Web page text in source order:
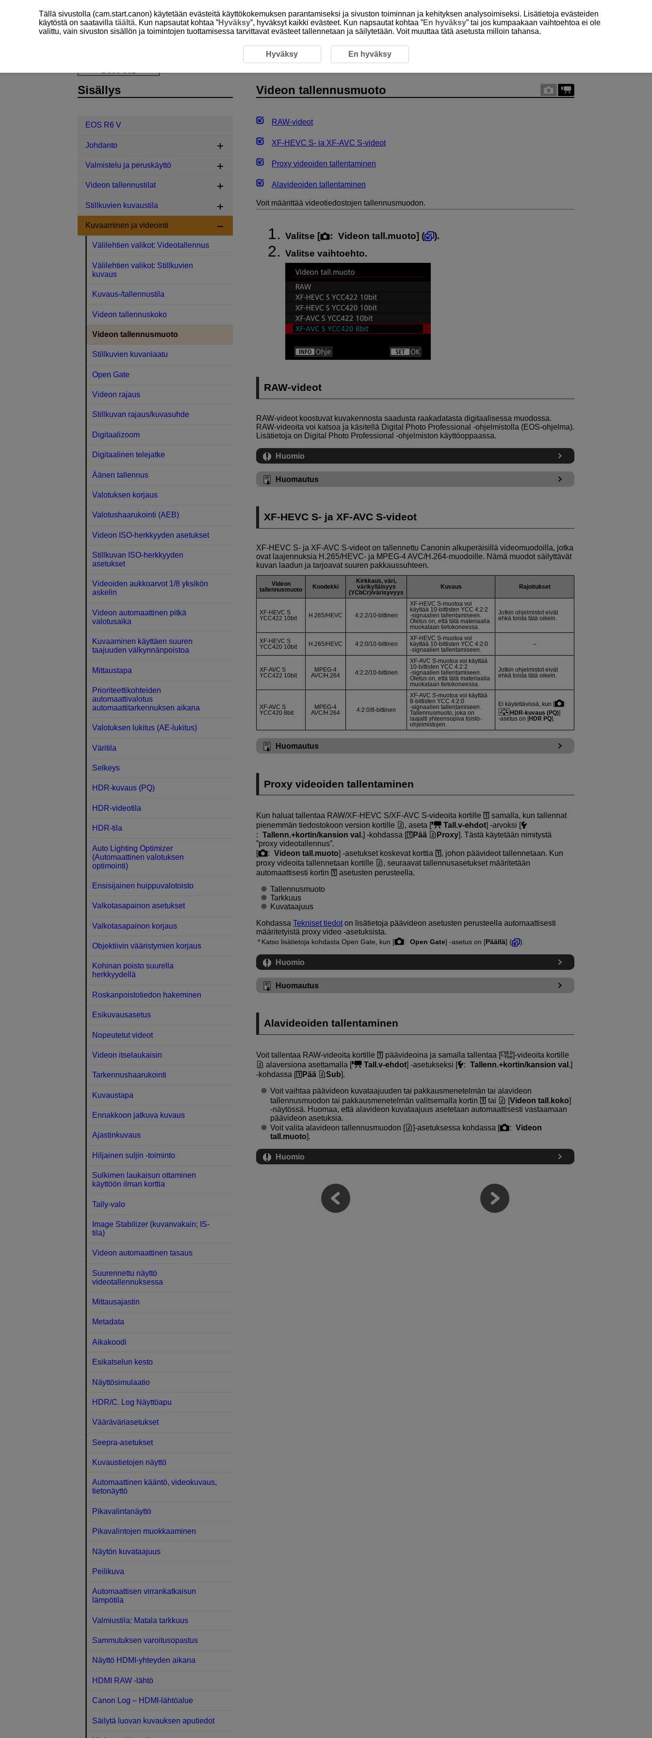
Videon tallennusmuoto
Videon tallennusmuoto
RAW-videot
XF-HEVC S- ja XF-AVC S-videot
Proxy videoiden tallentaminen
Alavideoiden tallentaminen
Voit määrittää videotiedostojen tallennusmuodon.
Valitse [ : Videon tall.muoto] (
).
Valitse vaihtoehto.
RAW-videot
RAW-videot koostuvat kuvakennosta saadusta raakadatasta digitaalisessa muodossa.
RAW-videoita voi katsoa ja käsitellä Digital Photo Professional ‑ohjelmistolla (EOS-ohjelma).
Lisätietoja on Digital Photo Professional ‑ohjelmiston käyttöoppaassa.
Huomio
Huomautus
XF-HEVC S- ja XF-AVC S-videot
XF-HEVC S- ja XF-AVC S-videot on tallennettu Canonin alkuperäisillä videomuodoilla, jotka
ovat laajennuksia H.265/HEVC- ja MPEG-4 AVC/H.264-muodoille. Nämä muodot säilyttävät
kuvan laadun ja tarjoavat suuren pakkaussuhteen.
Videon
tallennusmuoto
Koodekki
Kirkkaus, väri,
värikylläisyys
(YCbCr)/värisyvyys
Kuvaus Rajoitukset
XF-HEVC S
YCC422 10bit
H.265/HEVC 4:2:2/10-bittinen
XF-HEVC S-muotoa voi
käyttää 10-bittisten YCC 4:2:2
‑signaalien tallentamiseen.
Oletus on, että tätä materiaalia
muokataan tietokoneessa.
Jotkin ohjelmistot eivät
ehkä toista tätä oikein.
XF-HEVC S
YCC420 10bit
H.265/HEVC 4:2:0/10-bittinen
XF-HEVC S-muotoa voi
käyttää 10-bittisten YCC 4:2:0
‑signaalien tallentamiseen.
–
XF-AVC S
YCC422 10bit
MPEG-4
AVC/H.264
4:2:2/10-bittinen
XF-AVC S-muotoa voi käyttää
10-bittisten YCC 4:2:2
‑signaalien tallentamiseen.
Oletus on, että tätä materiaalia
muokataan tietokoneessa.
Jotkin ohjelmistot eivät
ehkä toista tätä oikein.
XF-AVC S
YCC420 8bit
MPEG-4
AVC/H.264
4:2:0/8-bittinen
XF-AVC S-muotoa voi käyttää
8-bittisten YCC 4:2:0
‑signaalien tallentamiseen.
Tallennusmuoto, joka on
laajalti yhteensopiva toisto-
ohjelmistojen.
Ei käytettävissä, kun [
:
HDR-kuvaus (PQ)]
‑asetus on [
HDR PQ].
Huomautus
Proxy videoiden tallentaminen
Kun haluat tallentaa RAW/XF-HEVC S/XF-AVC S-videoita kortille
samalla, kun tallennat
pienemmän tiedostokoon version kortille
, aseta [ Tall.v-ehdot] ‑arvoksi [
: Tallenn.+kortin/kansion val.] ‑kohdassa [ Pää Proxy]. Tästä käytetään nimitystä
”proxy videotallennus”.
[
: Videon tall.muoto] ‑asetukset koskevat korttia
, johon päävideot tallennetaan. Kun
proxy videoita tallennetaan kortille
, seuraavat tallennusasetukset määritetään
automaattisesti kortin
asetusten perusteella.
Tallennusmuoto
Tarkkuus
Kuvataajuus
Kohdassa Tekniset tiedoton lisätietoja päävideon asetusten perusteella automaattisesti
määritetyistä proxy video ‑asetuksista.
Katso lisätietoja kohdasta Open Gate, kun [ : Open Gate] ‑asetus on [Päällä] ( ).
Huomio
Huomautus
Alavideoiden tallentaminen
Voit tallentaa RAW-videoita kortille päävideoina ja samalla tallentaa [
]-videoita kortille
alaversiona asettamalla [
Tall.v-ehdot] ‑asetukseksi [ : Tallenn.+kortin/kansion val.]
‑kohdassa [
Pää Sub].
Voit vaihtaa päävideon kuvataajuuden tai pakkausmenetelmän tai alavideon
tallennusmuodon tai pakkausmenetelmän valitsemalla kortin
tai [Videon tall.koko]
‑näytössä. Huomaa, että alavideon kuvataajuus asetetaan automaattisesti vastaamaan
päävideon asetuksia.
Voit valita alavideon tallennusmuodon [
]-asetuksessa kohdassa [ : Videon
tall.muoto].
Huomio
Sisällys
EOS R6 V
Johdanto
Valmistelu ja peruskäyttö
Videon tallennustilat
Stillkuvien kuvaustila
Kuvaaminen ja videointi
Välilehtien valikot: Videotallennus
Välilehtien valikot: Stillkuvien
kuvaus
Kuvaus-/tallennustila
Videon tallennuskoko
Videon tallennusmuoto
Stillkuvien kuvanlaatu
Open Gate
Videon rajaus
Stillkuvan rajaus/kuvasuhde
Digitaalizoom
Digitaalinen telejatke
Äänen tallennus
Valotuksen korjaus
Valotushaarukointi (AEB)
Videon ISO-herkkyyden asetukset
Stillkuvan ISO-herkkyyden
asetukset
Videoiden aukkoarvot 1/8 yksikön
askelin
Videon automaattinen pitkä
valotusaika
Kuvaaminen käyttäen suuren
taajuuden välkynnänpoistoa
Mittaustapa
Prioriteettikohteiden
automaattivalotus
automaattitarkennuksen aikana
Valotuksen lukitus (AE-lukitus)
Väritila
Selkeys
HDR-kuvaus (PQ)
HDR-videotila
HDR-tila
Auto Lighting Optimizer
(Automaattinen valotuksen
optimointi)
Ensisijainen huippuvalotoisto
Valkotasapainon asetukset
Valkotasapainon korjaus
Objektiivin vääristymien korjaus
Kohinan poisto suurella
herkkyydellä
Roskanpoistotiedon hakeminen
Esikuvausasetus
Nopeutetut videot
Videon itselaukaisin
Tarkennushaarukointi
Kuvaustapa
Ennakkoon jatkuva kuvaus
Ajastinkuvaus
Hiljainen suljin ‑toiminto
Sulkimen laukaisun ottaminen
käyttöön ilman korttia
Tally-valo
Image Stabilizer (kuvanvakain; IS-
tila)
Videon automaattinen tasaus
Suurennettu näyttö
videotallennuksessa
Mittausajastin
Metadata
Aikakoodi
Esikatselun kesto
Näyttösimulaatio
HDR/C. Log Näyttöapu
Vääräväriasetukset
Seepra-asetukset
Kuvaustietojen näyttö
Automaattinen kääntö, videokuvaus,
tietonäyttö
Pikavalintanäyttö
Pikavalintojen muokkaaminen
Näytön kuvataajuus
Peilikuva
Automaattisen virrankatkaisun
lämpötila
Valmiustila: Matala tarkkuus
Sammutuksen varoitusopastus
Näyttö HDMI-yhteyden aikana
HDMI RAW ‑lähtö
Canon Log – HDMI-lähtöalue
Säilytä luovan kuvauksen aputiedot
Tällä sivustolla (cam.start.canon) käytetään evästeitä käyttökokemuksen parantamiseksi ja sivuston toiminnan ja kehityksen analysoimiseksi. Lisätietoja evästeiden
käytöstä on saatavilla täältä. Kun napsautat kohtaa ”Hyväksy”, hyväksyt kaikki evästeet. Kun napsautat kohtaa ”En hyväksy” tai jos kumpaakaan vaihtoehtoa ei ole
valittu, vain sivuston sisällön ja toimintojen tuottamisessa tarvittavat evästeet tallennetaan ja säilytetään. Voit muuttaa tätä asetusta milloin tahansa.
Hyväksy En hyväksy